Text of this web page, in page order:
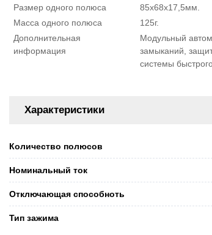
Размер одного полюса
85х68х17,5мм.
Масса одного полюса
125г.
Дополнительная
информация
Модульный
замыканий,
системы
Характеристики
Количество полюсов
Номинальный ток
Отключающая способноть
Тип зажима